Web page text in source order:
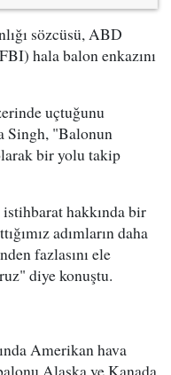
sözcüsü, ABD
hala balon enkazını
uçtuğunu
Singh, "Balonun
bir yolu takip
hakkında bir
adımların daha
fazlasını ele
diye konuştu.
Amerikan hava
Alaska ve Kanada